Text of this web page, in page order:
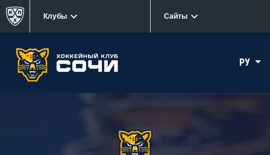
Клубы Сайты
РУ